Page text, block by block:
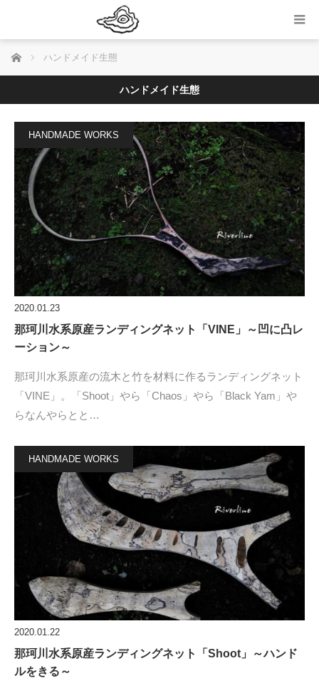
ホーム ハンドメイド生態
ハンドメイド生態
HANDMADE WORKS
2020.01.23
那珂川水系原産ランディングネット「VINE」～凹に凸レ
ーション～
那珂川水系原産の流木と竹を材料に作るランディングネット
「VINE」。「Shoot」やら「Chaos」やら「Black Yam」や
らなんやらとと…
HANDMADE WORKS
2020.01.22
那珂川水系原産ランディングネット「Shoot」～ハンド
ルをきる～